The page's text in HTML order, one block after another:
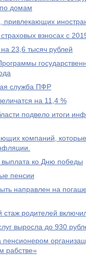
домам
взносах с
23,6 тысяч рублей
служба ПФР
на 11,4 %
подвело итоги
компаний,
ко Дню победы
пенсии
направлен на
стаж родителей
выросла до 930
рабстве»